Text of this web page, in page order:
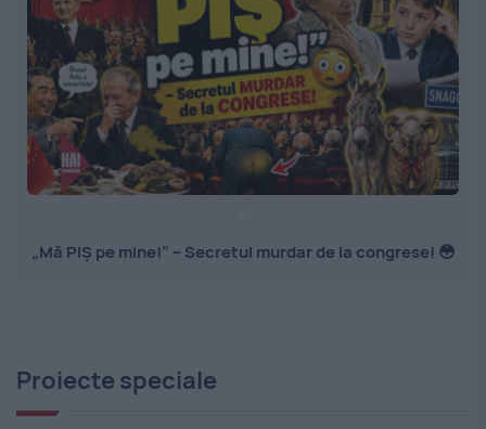
„Mă PIȘ pe mine!” – Secretul murdar de la congrese! 😳
Proiecte speciale